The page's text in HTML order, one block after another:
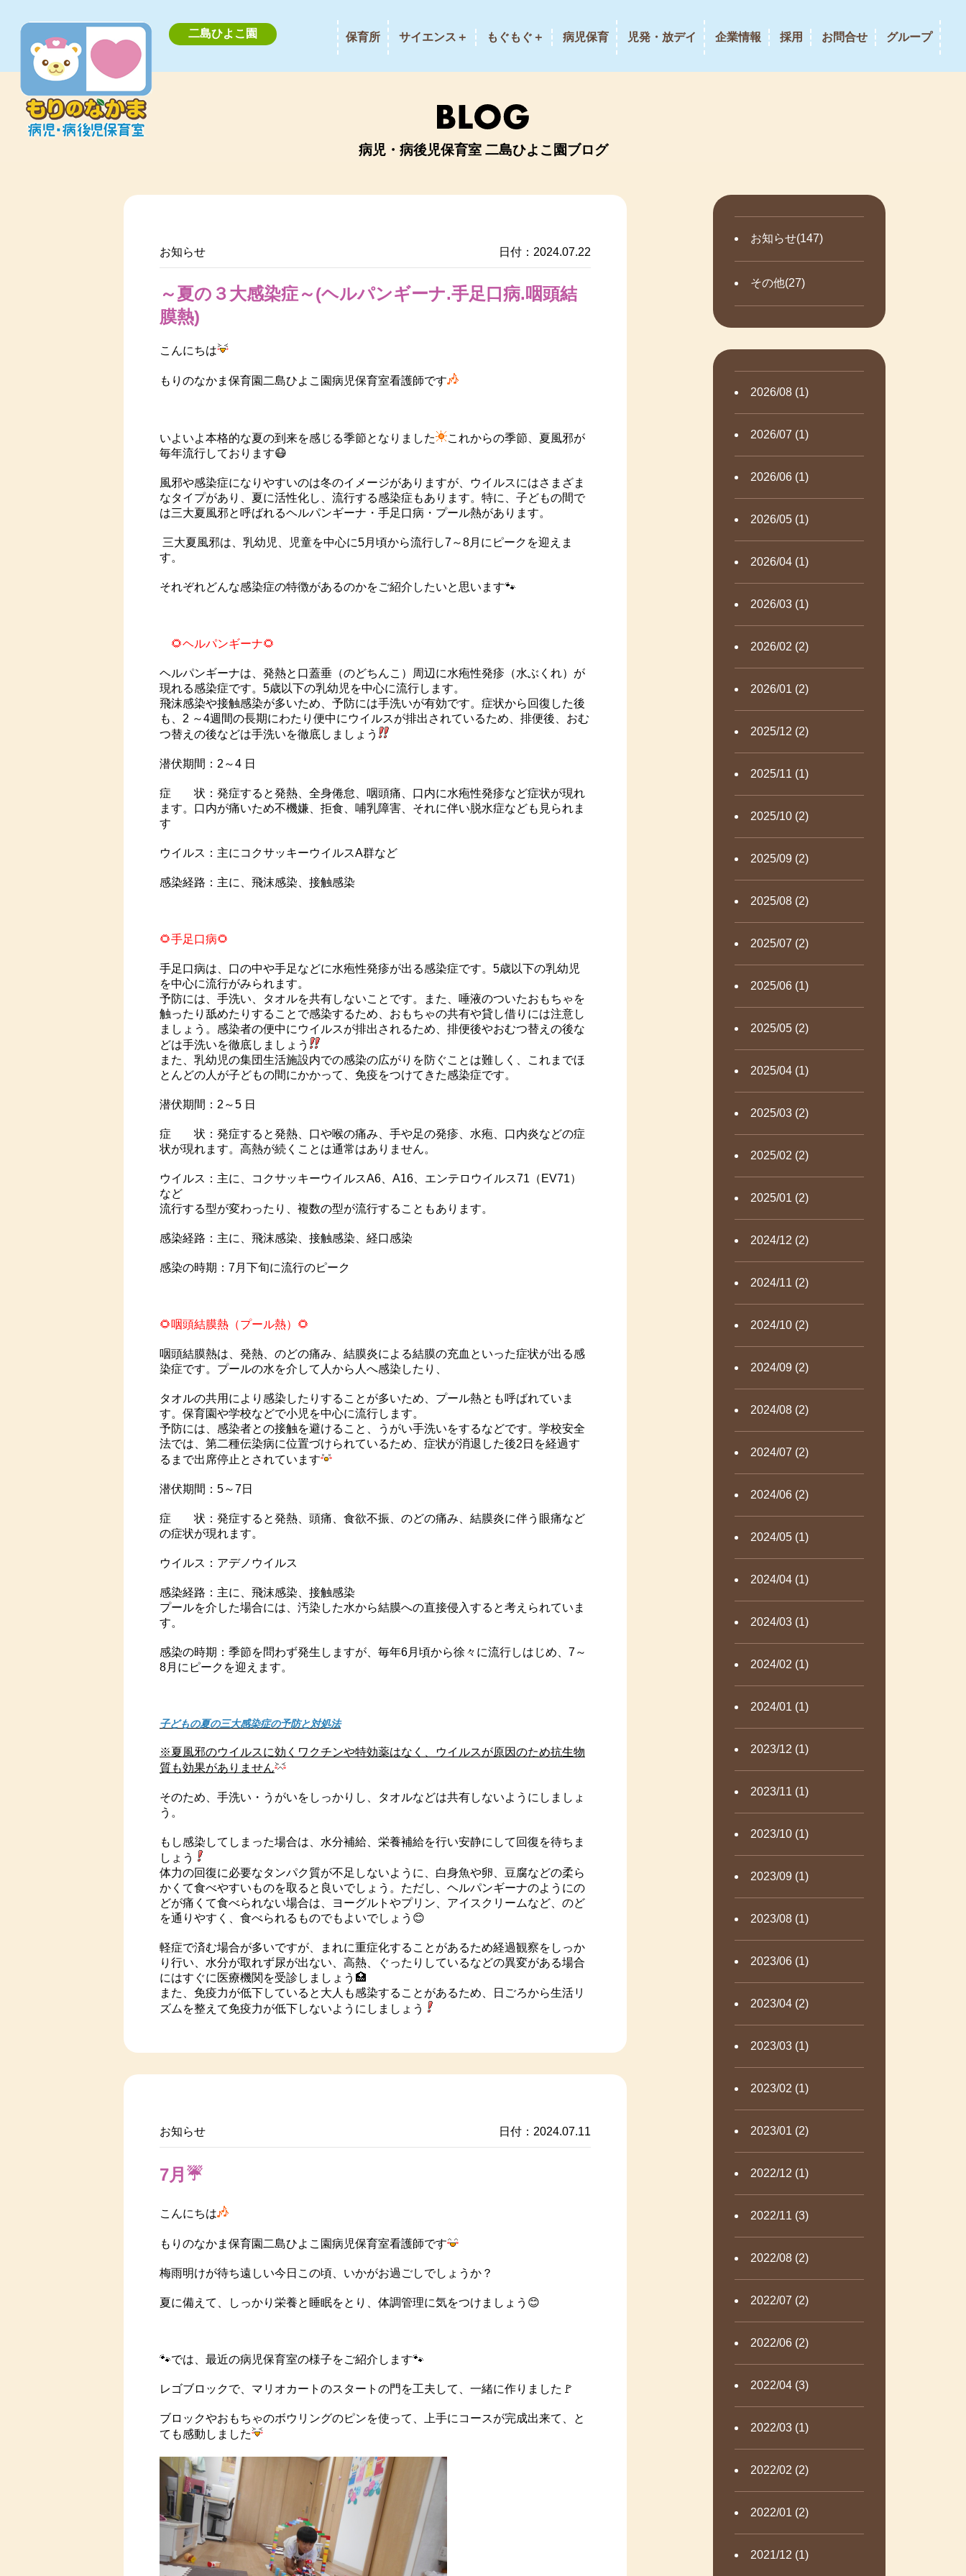
二島ひよこ園 保育所 サイエンス＋ もぐもぐ＋ 病児保育 児発・放デイ 企業情報 採用 お問合せ グループ
病児・病後児保育室 二島ひよこ園ブログ
お知らせ(147)
その他(27)
2026/08 (1)
2026/07 (1)
2026/06 (1)
2026/05 (1)
2026/04 (1)
2026/03 (1)
2026/02 (2)
2026/01 (2)
2025/12 (2)
2025/11 (1)
2025/10 (2)
2025/09 (2)
2025/08 (2)
2025/07 (2)
2025/06 (1)
2025/05 (2)
2025/04 (1)
2025/03 (2)
2025/02 (2)
2025/01 (2)
2024/12 (2)
2024/11 (2)
2024/10 (2)
2024/09 (2)
2024/08 (2)
2024/07 (2)
2024/06 (2)
2024/05 (1)
2024/04 (1)
2024/03 (1)
2024/02 (1)
2024/01 (1)
2023/12 (1)
2023/11 (1)
2023/10 (1)
2023/09 (1)
2023/08 (1)
2023/06 (1)
2023/04 (2)
2023/03 (1)
2023/02 (1)
2023/01 (2)
2022/12 (1)
2022/11 (3)
2022/08 (2)
2022/07 (2)
2022/06 (2)
2022/04 (3)
2022/03 (1)
2022/02 (2)
2022/01 (2)
2021/12 (1)
お知らせ 日付：2024.07.22
～夏の３大感染症～(ヘルパンギーナ.手足口病.咽頭結
膜熱)
こんにちは
もりのなかま保育園二島ひよこ園病児保育室看護師です
いよいよ本格的な夏の到来を感じる季節となりました
これからの季節、夏風邪が
毎年流行しております😷
風邪や感染症になりやすいのは冬のイメージがありますが、ウイルスにはさまざま
なタイプがあり、夏に活性化し、流行する感染症もあります。特に、子どもの間で
は三大夏風邪と呼ばれるヘルパンギーナ・手足口病・プール熱があります。
三大夏風邪は、乳幼児、児童を中心に5月頃から流行し7～8月にピークを迎えま
す。
それぞれどんな感染症の特徴があるのかをご紹介したいと思います🐾
🌻ヘルパンギーナ🌻
ヘルパンギーナは、発熱と口蓋垂（のどちんこ）周辺に水疱性発疹（水ぶくれ）が
現れる感染症です。5歳以下の乳幼児を中心に流行します。
飛沫感染や接触感染が多いため、予防には手洗いが有効です。症状から回復した後
も、2 ～4週間の長期にわたり便中にウイルスが排出されているため、排便後、おむ
つ替えの後などは手洗いを徹底しましょう
潜伏期間：2～4 日
症 状：発症すると発熱、全身倦怠、咽頭痛、口内に水疱性発疹など症状が現れ
ます。口内が痛いため不機嫌、拒食、哺乳障害、それに伴い脱水症なども見られま
す
ウイルス：主にコクサッキーウイルスA群など
感染経路：主に、飛沫感染、接触感染
🌻手足口病🌻
手足口病は、口の中や手足などに水疱性発疹が出る感染症です。5歳以下の乳幼児
を中心に流行がみられます。
予防には、手洗い、タオルを共有しないことです。また、唾液のついたおもちゃを
触ったり舐めたりすることで感染するため、おもちゃの共有や貸し借りには注意し
ましょう。感染者の便中にウイルスが排出されるため、排便後やおむつ替えの後な
どは手洗いを徹底しましょう
また、乳幼児の集団生活施設内での感染の広がりを防ぐことは難しく、これまでほ
とんどの人が子どもの間にかかって、免疫をつけてきた感染症です。
潜伏期間：2～5 日
症 状：発症すると発熱、口や喉の痛み、手や足の発疹、水疱、口内炎などの症
状が現れます。高熱が続くことは通常はありません。
ウイルス：主に、コクサッキーウイルスA6、A16、エンテロウイルス71（EV71）
など
流行する型が変わったり、複数の型が流行することもあります。
感染経路：主に、飛沫感染、接触感染、経口感染
感染の時期：7月下旬に流行のピーク
🌻咽頭結膜熱（プール熱）🌻
咽頭結膜熱は、発熱、のどの痛み、結膜炎による結膜の充血といった症状が出る感
染症です。プールの水を介して人から人へ感染したり、
タオルの共用により感染したりすることが多いため、プール熱とも呼ばれていま
す。保育園や学校などで小児を中心に流行します。
予防には、感染者との接触を避けること、うがい手洗いをするなどです。学校安全
法では、第二種伝染病に位置づけられているため、症状が消退した後2日を経過す
るまで出席停止とされています
潜伏期間：5～7日
症 状：発症すると発熱、頭痛、食欲不振、のどの痛み、結膜炎に伴う眼痛など
の症状が現れます。
ウイルス：アデノウイルス
感染経路：主に、飛沫感染、接触感染
プールを介した場合には、汚染した水から結膜への直接侵入すると考えられていま
す。
感染の時期：季節を問わず発生しますが、毎年6月頃から徐々に流行しはじめ、7～
8月にピークを迎えます。
子どもの夏の三大感染症の予防と対処法
※夏風邪のウイルスに効くワクチンや特効薬はなく、ウイルスが原因のため抗生物
質も効果がありません
そのため、手洗い・うがいをしっかりし、タオルなどは共有しないようにしましょ
う。
もし感染してしまった場合は、水分補給、栄養補給を行い安静にして回復を待ちま
しょう
体力の回復に必要なタンパク質が不足しないように、白身魚や卵、豆腐などの柔ら
かくて食べやすいものを取ると良いでしょう。ただし、ヘルパンギーナのようにの
どが痛くて食べられない場合は、ヨーグルトやプリン、アイスクリームなど、のど
を通りやすく、食べられるものでもよいでしょう😊
軽症で済む場合が多いですが、まれに重症化することがあるため経過観察をしっか
り行い、水分が取れず尿が出ない、高熱、ぐったりしているなどの異変がある場合
にはすぐに医療機関を受診しましょう🏥
また、免疫力が低下していると大人も感染することがあるため、日ごろから生活リ
ズムを整えて免疫力が低下しないようにしましょう
お知らせ 日付：2024.07.11
7月☔
こんにちは
もりのなかま保育園二島ひよこ園病児保育室看護師です
梅雨明けが待ち遠しい今日この頃、いかがお過ごしでしょうか？
夏に備えて、しっかり栄養と睡眠をとり、体調管理に気をつけましょう😊
🐾では、最近の病児保育室の様子をご紹介します🐾
レゴブロックで、マリオカートのスタートの門を工夫して、一緒に作りました🚩
ブロックやおもちゃのボウリングのピンを使って、上手にコースが完成出来て、と
ても感動しました